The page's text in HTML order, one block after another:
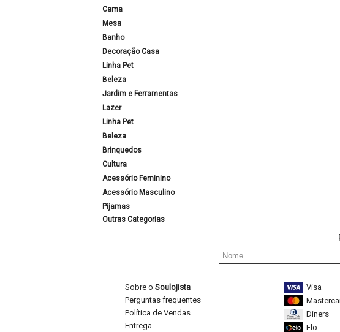
Cama
Mesa
Banho
Decoração Casa
Linha Pet
Beleza
Jardim e Ferramentas
Lazer
Linha Pet
Beleza
Brinquedos
Cultura
Acessório Feminino
Acessório Masculino
Pijamas
Outras Categorias
Sobre o Soulojista
Perguntas frequentes
Política de Vendas
Entrega
Visa
Diners
Elo